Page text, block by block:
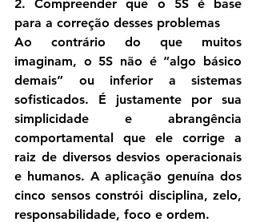
2. Compreender que o 5S é base
para a correção desses problemas
Ao contrário do que muitos
imaginam, o 5S não é “algo básico
demais” ou inferior a sistemas
sofisticados. É justamente por sua
simplicidade e abrangência
comportamental que ele corrige a
raiz de diversos desvios operacionais
e humanos. A aplicação genuína dos
cinco sensos constrói disciplina, zelo,
responsabilidade, foco e ordem.